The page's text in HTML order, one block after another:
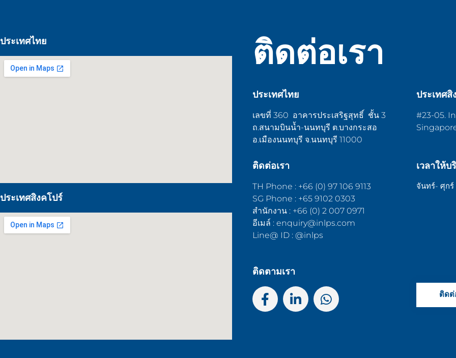
ประเทศไทย
ประเทศสิงคโปร์
ติดต่อเรา
ประเทศไทย
เลขที่ 360 อาคารประเสริฐสุทธิ์ ชั้น 3
ถ.สนามบินน้ำ-นนทบุรี ต.บางกระสอ
อ.เมืองนนทบุรี จ.นนทบุรี 11000
ประเทศสิ
#23-05.
ติดต่อเรา
TH Phone : +66 (0) 97 106 9113
SG Phone : +65 9102 0303
สำนักงาน : +66 (0) 2 007 0971
อีเมล์ : enquiry@inlps.com
Line@ ID : @inlps
เวลาให้บ
จันทร์- ศุกร์
ติดตามเรา
ติดต่